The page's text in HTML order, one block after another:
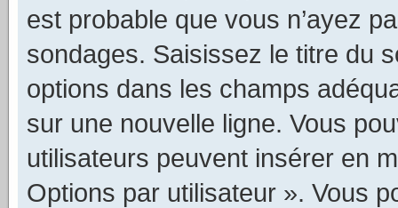
est probable que vous n’ayez
sondages. Saisissez le titre du
options dans les champs
sur une nouvelle ligne. Vous
utilisateurs peuvent insérer en
Options par utilisateur ». Vous